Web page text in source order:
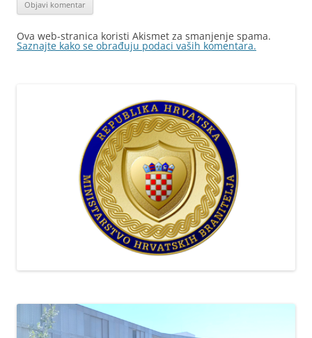
Ova web-stranica koristi Akismet za smanjenje spama.
Saznajte kako se obrađuju podaci vaših komentara.